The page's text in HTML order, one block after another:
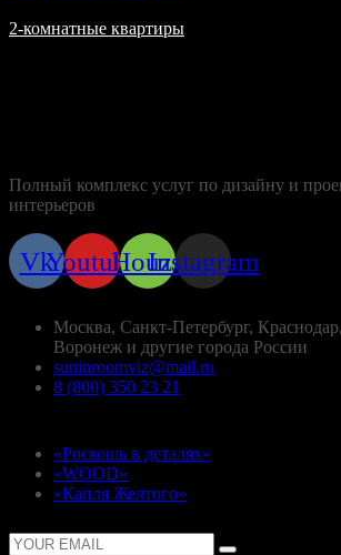
2-комнатные квартиры
Полный комплекс услуг по дизайну и
интерьеров
VkYoutubeHouzzInstagram
Москва, Санкт-Петербург,
Воронеж и другие города России
suninroomviz@mail.ru
8 (800) 350 23 21
«Роскошь в деталях»
«WOOD»
«Капля Желтого»